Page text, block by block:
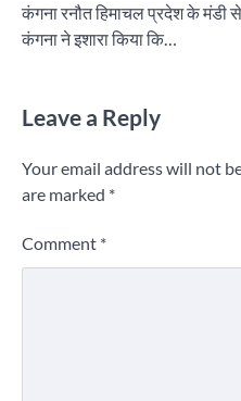
कंगना रनौत हिमाचल प्रदेश के मंडी
कंगना ने इशारा किया कि…
Leave a Reply
Your email address will not
are marked *
Comment *